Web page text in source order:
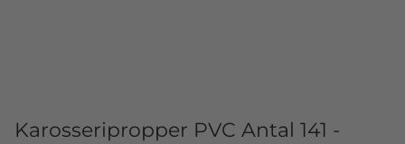
Karosseripropper PVC Antal 141 -